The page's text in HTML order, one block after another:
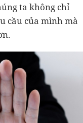
ta không chỉ
cầu của mình mà